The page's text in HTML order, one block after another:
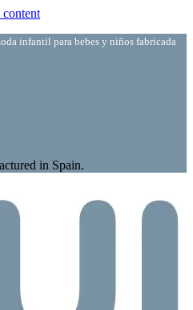
infantil para bebes y niños fabricada
in Spain.